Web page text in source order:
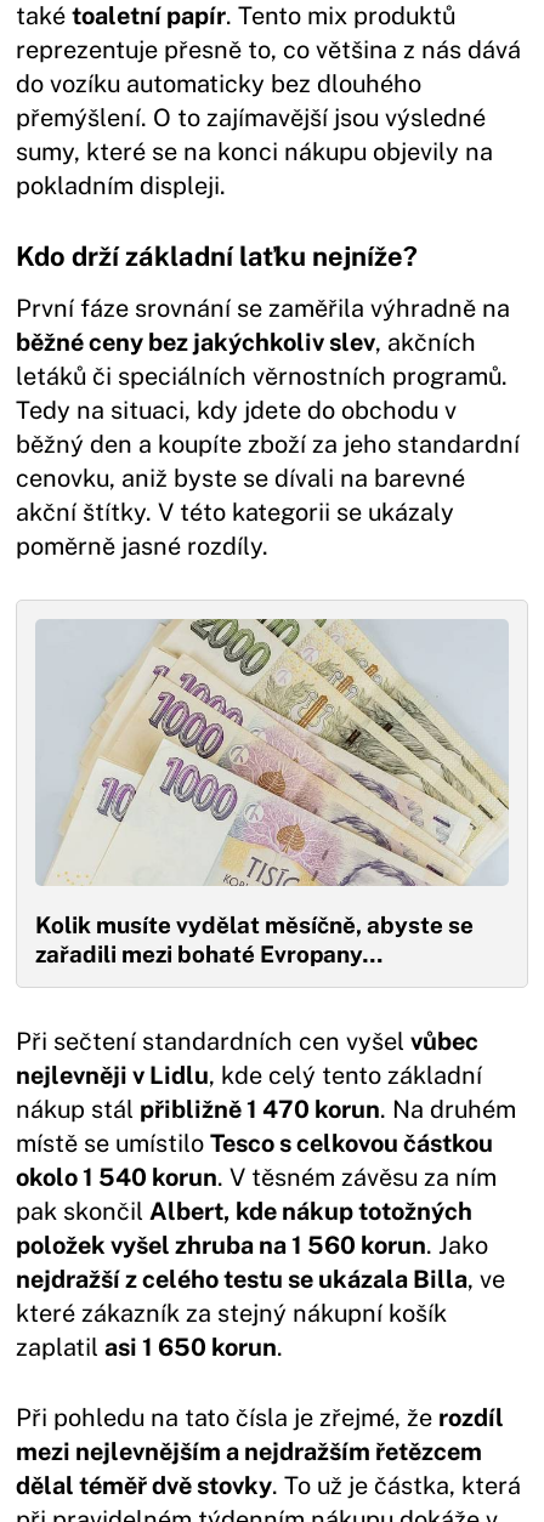
takétoaletní papír. Tento mix produktů
reprezentuje přesně to, co většina z nás dává
do vozíku automaticky bez dlouhého
přemýšlení. O to zajímavější jsou výsledné
sumy, které se na konci nákupu objevily na
pokladním displeji.
Kdo drží základní laťku nejníže?
První fáze srovnání se zaměřila výhradně na
běžné ceny bez jakýchkoliv slev, akčních
letáků či speciálních věrnostních programů.
Tedy na situaci, kdy jdete do obchodu v
běžný den a koupíte zboží za jeho standardní
cenovku, aniž byste se dívali na barevné
akční štítky. V této kategorii se ukázaly
poměrně jasné rozdíly.
Kolik musíte vydělat měsíčně, abyste se
zařadili mezi bohaté Evropany…
Při sečtení standardních cen vyšelvůbec
nejlevněji v Lidlu, kde celý tento základní
nákup stál přibližně 1 470 korun. Na druhém
místě se umístiloTesco s celkovou částkou
okolo 1 540 korun. V těsném závěsu za ním
pak skončil Albert, kde nákup totožných
položek vyšel zhruba na 1 560 korun. Jako
nejdražší z celého testu se ukázala Billa, ve
které zákazník za stejný nákupní košík
zaplatilasi 1 650 korun.
Při pohledu na tato čísla je zřejmé, že rozdíl
mezi nejlevnějším a nejdražším řetězcem
dělal téměř dvě stovky. To už je částka, která